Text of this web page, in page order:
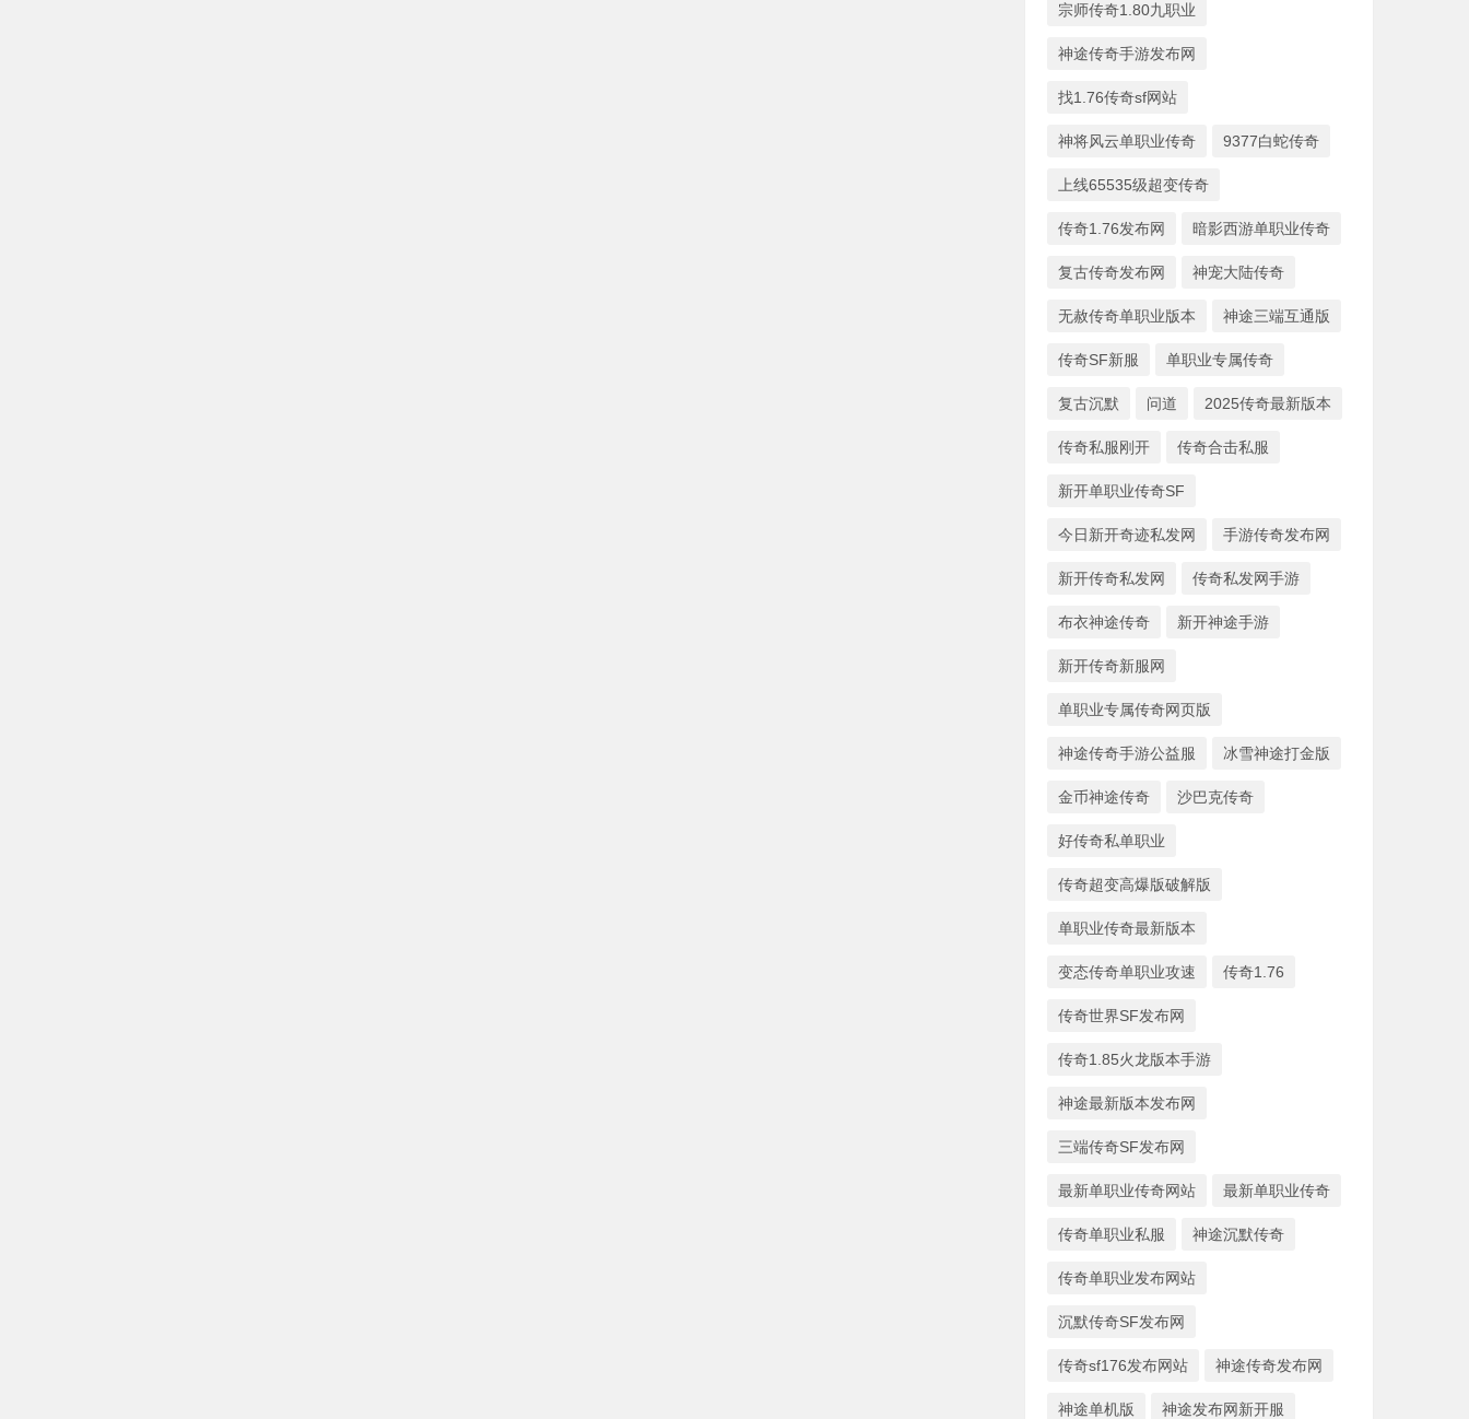
宗师传奇1.80九职业
神途传奇手游发布网
找1.76传奇sf网站
神将风云单职业传奇 9377白蛇传奇
上线65535级超变传奇
传奇1.76发布网 暗影西游单职业传奇
复古传奇发布网 神宠大陆传奇
无赦传奇单职业版本 神途三端互通版
传奇SF新服 单职业专属传奇
复古沉默 问道 2025传奇最新版本
传奇私服刚开 传奇合击私服
新开单职业传奇SF
今日新开奇迹私发网 手游传奇发布网
新开传奇私发网 传奇私发网手游
布衣神途传奇 新开神途手游
新开传奇新服网
单职业专属传奇网页版
神途传奇手游公益服 冰雪神途打金版
金币神途传奇 沙巴克传奇
好传奇私单职业
传奇超变高爆版破解版
单职业传奇最新版本
变态传奇单职业攻速 传奇1.76
传奇世界SF发布网
传奇1.85火龙版本手游
神途最新版本发布网
三端传奇SF发布网
最新单职业传奇网站 最新单职业传奇
传奇单职业私服 神途沉默传奇
传奇单职业发布网站
沉默传奇SF发布网
传奇sf176发布网站 神途传奇发布网
神途单机版 神途发布网新开服